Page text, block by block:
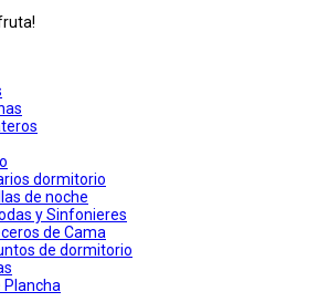
dormitorio
de noche
y Sinfonieres
de Cama
de dormitorio
Plancha